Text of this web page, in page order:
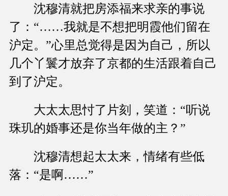
沈穆清就把房添福来求亲的事说
了：“……我就是不想把明霞他们留在
沪定。”心里总觉得是因为自己，所以
几个丫鬟才放弃了京都的生活跟着自己
到了沪定。
大太太思忖了片刻，笑道：“听说
珠玑的婚事还是你当年做的主？”
沈穆清想起太太来，情绪有些低
落：“是啊……”